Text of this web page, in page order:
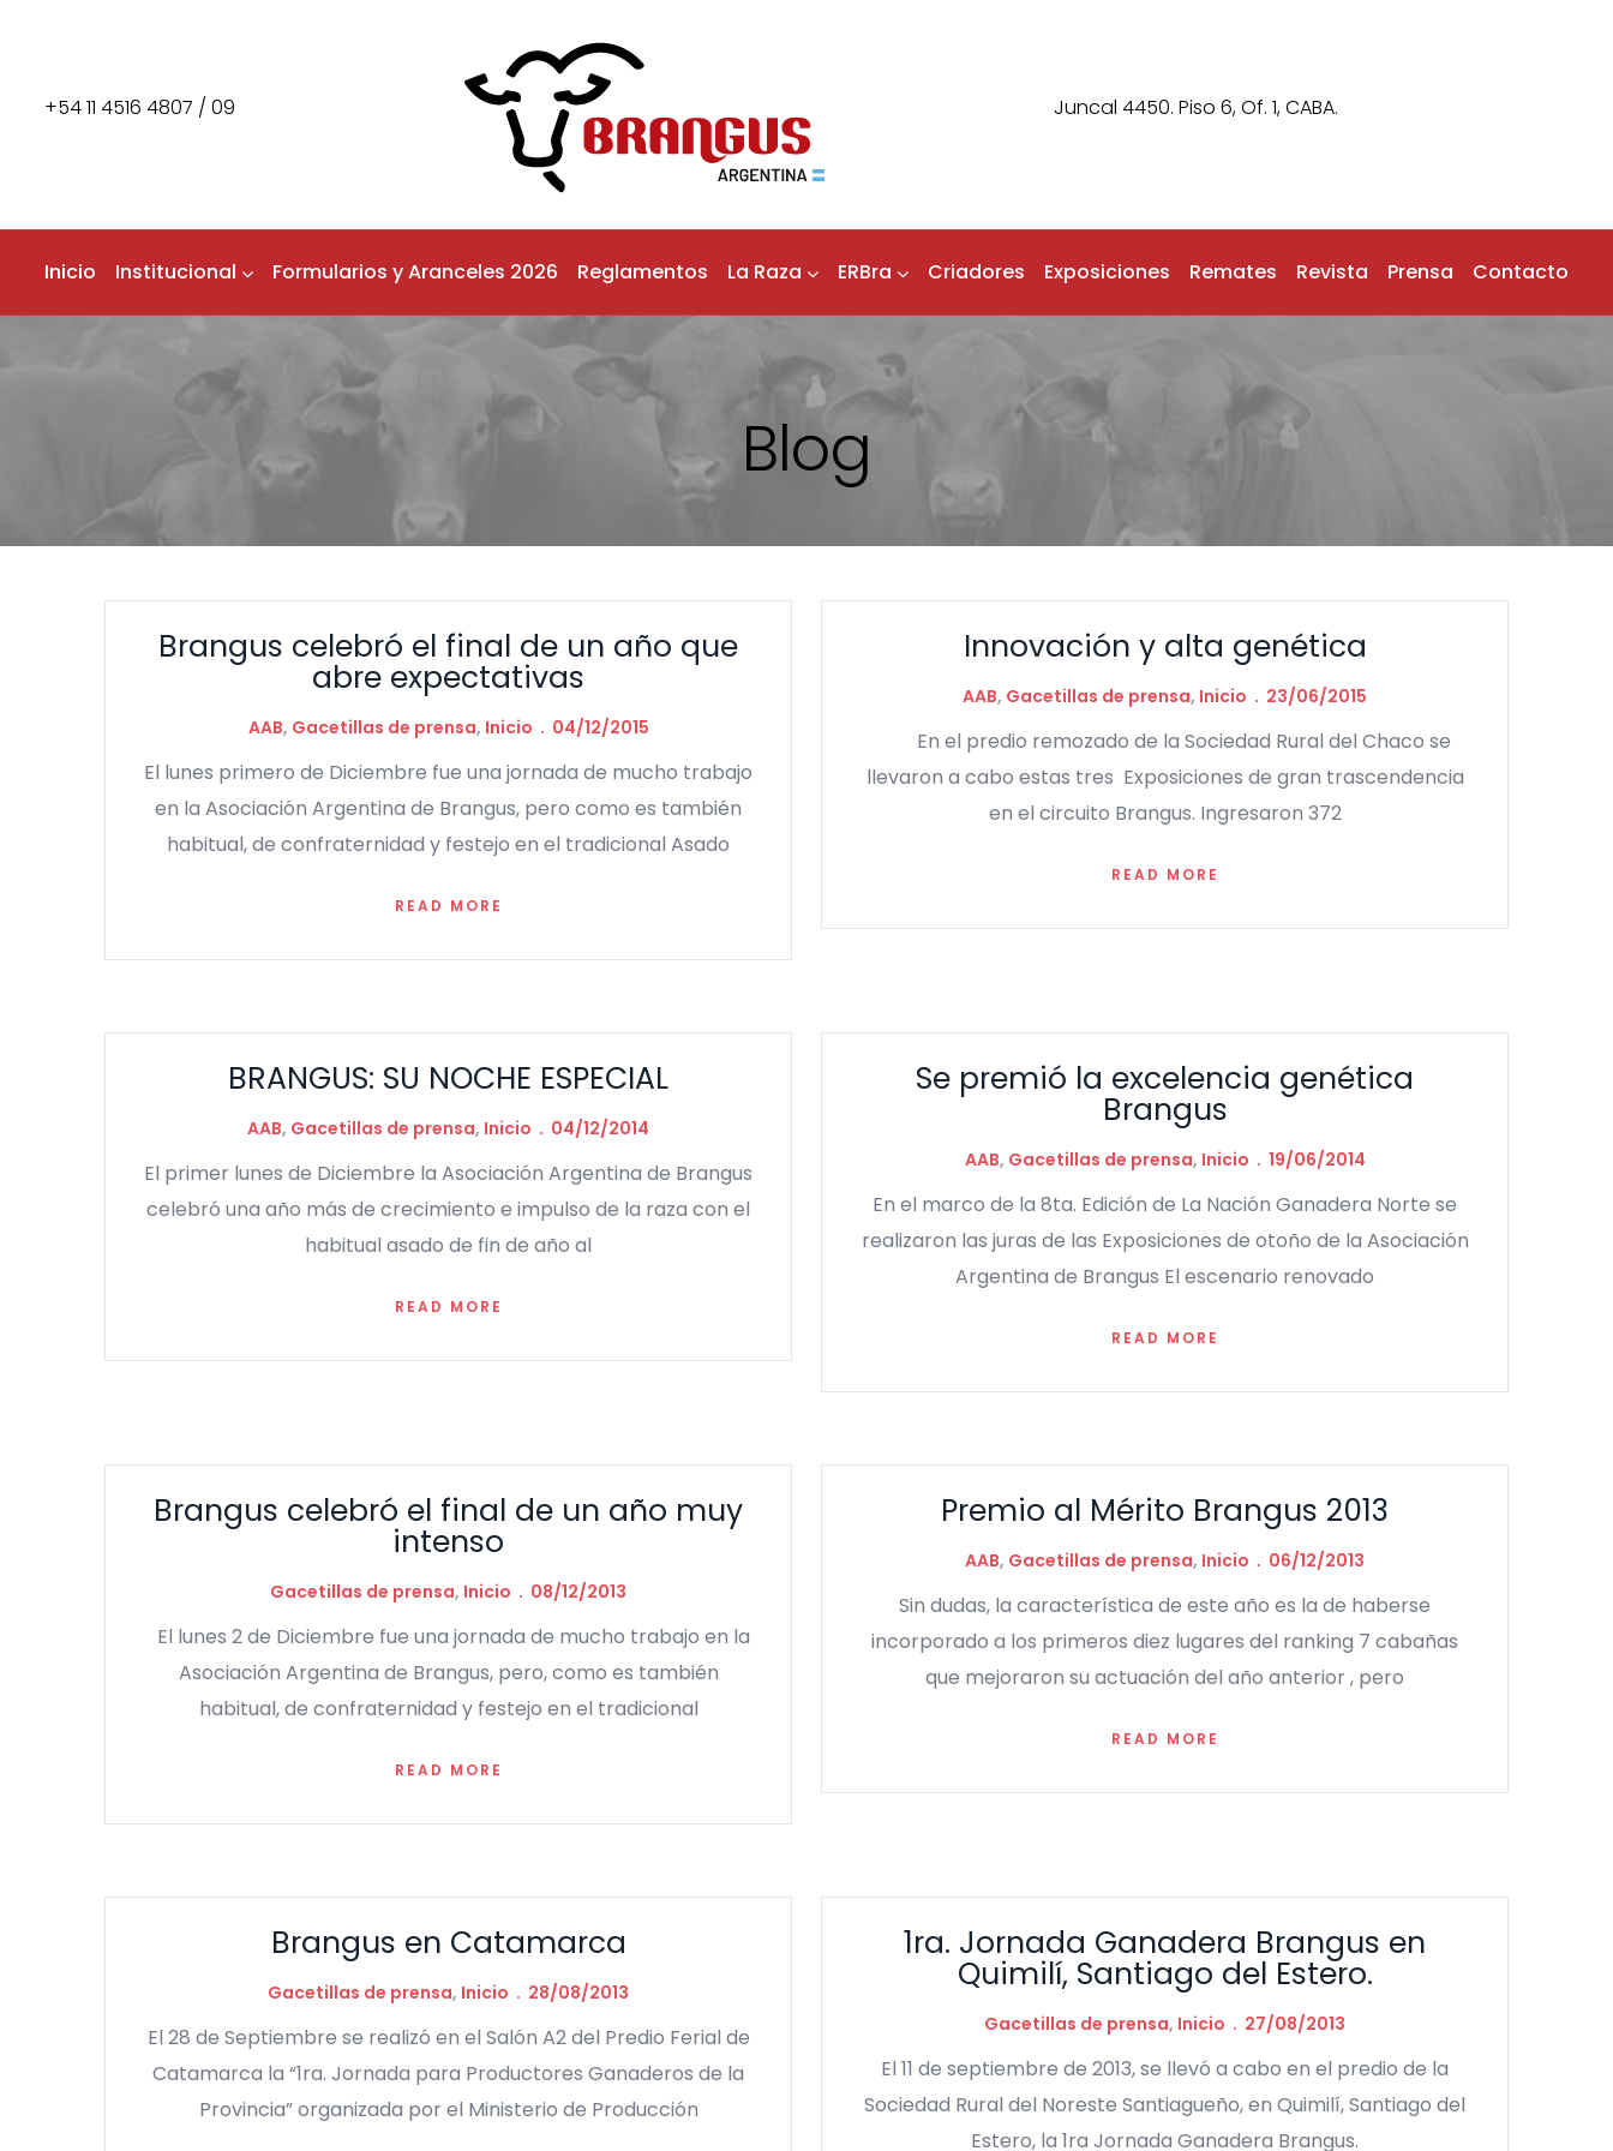
+54 11 4516 4807 / 09 Juncal 4450. Piso 6, Of. 1, CABA.
Inicio Institucional Formularios y Aranceles 2026 Reglamentos La Raza ERBra Criadores Exposiciones Remates Revista Prensa Contacto
Blog
Brangus celebró el final de un año que
abre expectativas
AAB, Gacetillas de prensa, Inicio 04/12/2015
El lunes primero de Diciembre fue una jornada de mucho trabajo
en la Asociación Argentina de Brangus, pero como es también
habitual, de confraternidad y festejo en el tradicional Asado
READ MORE
Innovación y alta genética
AAB, Gacetillas de prensa, Inicio 23/06/2015
En el predio remozado de la Sociedad Rural del Chaco se
llevaron a cabo estas tres Exposiciones de gran trascendencia
en el circuito Brangus. Ingresaron 372
READ MORE
BRANGUS: SU NOCHE ESPECIAL
AAB, Gacetillas de prensa, Inicio 04/12/2014
El primer lunes de Diciembre la Asociación Argentina de Brangus
celebró una año más de crecimiento e impulso de la raza con el
habitual asado de fin de año al
READ MORE
Se premió la excelencia genética
Brangus
AAB, Gacetillas de prensa, Inicio 19/06/2014
En el marco de la 8ta. Edición de La Nación Ganadera Norte se
realizaron las juras de las Exposiciones de otoño de la Asociación
Argentina de Brangus El escenario renovado
READ MORE
Brangus celebró el final de un año muy
intenso
Gacetillas de prensa, Inicio 08/12/2013
El lunes 2 de Diciembre fue una jornada de mucho trabajo en la
Asociación Argentina de Brangus, pero, como es también
habitual, de confraternidad y festejo en el tradicional
READ MORE
Premio al Mérito Brangus 2013
AAB, Gacetillas de prensa, Inicio 06/12/2013
Sin dudas, la característica de este año es la de haberse
incorporado a los primeros diez lugares del ranking 7 cabañas
que mejoraron su actuación del año anterior , pero
READ MORE
Brangus en Catamarca
Gacetillas de prensa, Inicio 28/08/2013
El 28 de Septiembre se realizó en el Salón A2 del Predio Ferial de
Catamarca la “1ra. Jornada para Productores Ganaderos de la
Provincia” organizada por el Ministerio de Producción
1ra. Jornada Ganadera Brangus en
Quimilí, Santiago del Estero.
Gacetillas de prensa, Inicio 27/08/2013
El 11 de septiembre de 2013, se llevó a cabo en el predio de la
Sociedad Rural del Noreste Santiagueño, en Quimilí, Santiago del
Estero, la 1ra Jornada Ganadera Brangus.